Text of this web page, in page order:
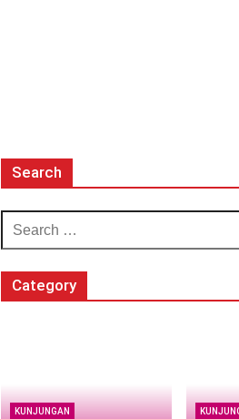
Search
Category
KUNJUNGAN